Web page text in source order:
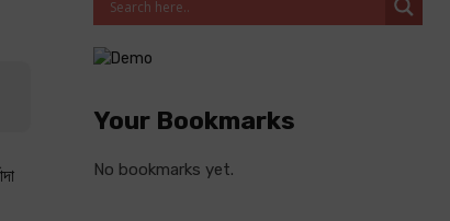
Your Bookmarks
No bookmarks yet.